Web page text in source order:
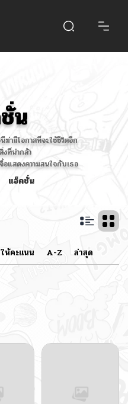
น
ฆ่ามีโอกาสที่จะใช้ชีวิตอีก
ที่น่ากลัว
อแสดงความสนใจกับเธอ
แอ็คชั่น
ห้คะแนน A-Z ล่าสุด